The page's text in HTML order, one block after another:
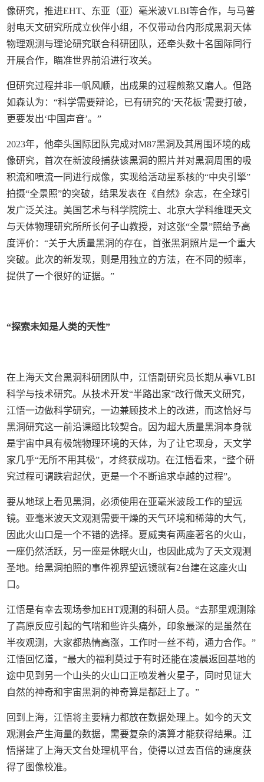
像研究，推进EHT、东亚（亚）毫米波VLBI等合作，与马普
射电天文研究所成立伙伴小组，不仅带动台内形成黑洞天体
物理观测与理论研究联合科研团队，还牵头数十名国际同行
开展合作，瞄准世界前沿进行攻关。
但研究过程并非一帆风顺，出成果的过程煎熬又磨人。但路
如森认为：“科学需要辩论，已有研究的‘天花板’需要打破，
更要发出‘中国声音’。”
2023年，他牵头国际团队完成对M87黑洞及其周围环境的成
像研究，首次在新波段捕获该黑洞的照片并对黑洞周围的吸
积流和喷流一同进行成像，实现给活动星系核的“中央引擎”
拍摄“全景照”的突破，结果发表在《自然》杂志，在全球引
发广泛关注。美国艺术与科学院院士、北京大学科维理天文
与天体物理研究所所长何子山教授，对这张“全景”照给予高
度评价：“关于大质量黑洞的存在，首张黑洞照片是一个重大
突破。此次的新发现，则是用独立的方法，在不同的频率，
提供了一个很好的证据。”
“探索未知是人类的天性”
在上海天文台黑洞科研团队中，江悟副研究员长期从事VLBI
科学与技术研究。从技术开发“半路出家”改行做天文研究，
江悟一边做科学研究，一边兼顾技术上的改进，而这恰好与
黑洞研究这一前沿课题比较契合。因为超大质量黑洞本身就
是宇宙中具有极端物理环境的天体，为了让它现身，天文学
家几乎“无所不用其极”，才终获成功。在江悟看来，“整个研
究过程可谓跌宕起伏，更是一个不断追求卓越的过程”。
要从地球上看见黑洞，必须使用在亚毫米波段工作的望远
镜。亚毫米波天文观测需要干燥的天气环境和稀薄的大气，
因此火山口是一个不错的选择。夏威夷有两座著名的火山，
一座仍然活跃，另一座是休眠火山，也因此成为了天文观测
圣地。给黑洞拍照的事件视界望远镜就有2台建在这座火山
口。
江悟是有幸去现场参加EHT观测的科研人员。“去那里观测除
了高原反应引起的气喘和些许头痛外，印象最深的是虽然在
半夜观测，大家都热情高涨，工作时一丝不苟，通力合作。”
江悟回忆道，“最大的福利莫过于有时还能在凌晨返回基地的
途中见到另一个山头的火山口正喷发着火星子，同时见证大
自然的神奇和宇宙黑洞的神奇算是都赶上了。”
回到上海，江悟将主要精力都放在数据处理上。如今的天文
观测会产生海量的数据，需要复杂的演算才能获得结果。江
悟搭建了上海天文台处理机平台，使得以过去百倍的速度获
得了图像校准。